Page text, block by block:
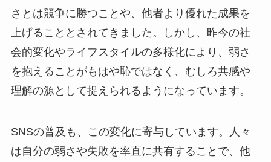
さとは競争に勝つことや、他者より優れた成果を
上げることとされてきました。しかし、昨今の社
会的変化やライフスタイルの多様化により、弱さ
を抱えることがもはや恥ではなく、むしろ共感や
理解の源として捉えられるようになっています。
SNSの普及も、この変化に寄与しています。人々
は自分の弱さや失敗を率直に共有することで、他